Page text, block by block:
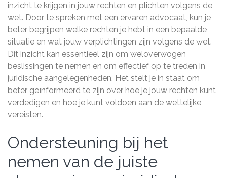
inzicht te krijgen in jouw rechten en plichten volgens de
wet. Door te spreken met een ervaren advocaat, kun je
beter begrijpen welke rechten je hebt in een bepaalde
situatie en wat jouw verplichtingen zijn volgens de wet.
Dit inzicht kan essentieel zijn om weloverwogen
beslissingen te nemen en om effectief op te treden in
juridische aangelegenheden. Het stelt je in staat om
beter geïnformeerd te zijn over hoe je jouw rechten kunt
verdedigen en hoe je kunt voldoen aan de wettelijke
vereisten.
Ondersteuning bij het
nemen van de juiste